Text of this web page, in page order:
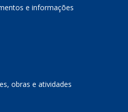
e informações
obras e atividades